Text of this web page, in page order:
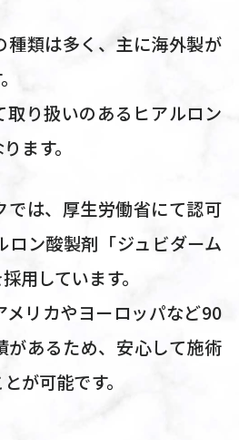
種類は多く、主に海外製が
取り扱いのあるヒアルロン
ます。
では、厚生労働省にて認可
ロン酸製剤「ジュビダーム
用しています。
メリカやヨーロッパなど90
があるため、安心して施術
が可能です。